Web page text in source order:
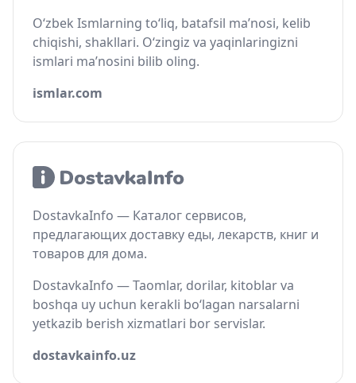
O‘zbek Ismlarning to‘liq, batafsil ma’nosi, kelib
chiqishi, shakllari. O‘zingiz va yaqinlaringizni
ismlari ma’nosini bilib oling.
ismlar.com
DostavkaInfo — Каталог сервисов,
предлагающих доставку еды, лекарств, книг и
товаров для дома.
DostavkaInfo — Taomlar, dorilar, kitoblar va
boshqa uy uchun kerakli bo‘lagan narsalarni
yetkazib berish xizmatlari bor servislar.
dostavkainfo.uz